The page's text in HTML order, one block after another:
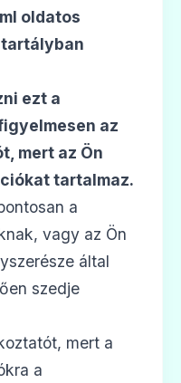
oldatos
ezt a
az
mert az Ön
tartalmaz.
a
vagy az Ön
által
szedje
mert a
a